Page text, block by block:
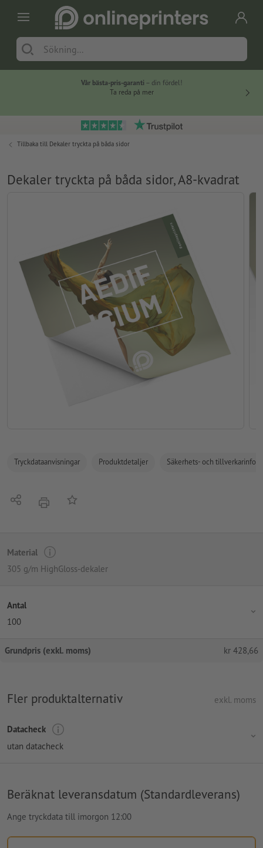
Vår bästa-pris-garanti – din fördel!
Ta reda på mer
Tillbaka till Dekaler tryckta på båda sidor
Dekaler tryckta på båda sidor, A8-kvadrat
Tryckdataanvisningar Produktdetaljer Säkerhets- och
Dela erbjudandePå anteckningslistan
Material
305 g/m HighGloss-dekaler
Antal
100
Grundpris (exkl. moms) kr 428,66
Fler produktalternativ exkl. moms
Datacheck
utan datacheck
Beräknat leveransdatum (Standardleverans)
Ange tryckdata till imorgon 12:00